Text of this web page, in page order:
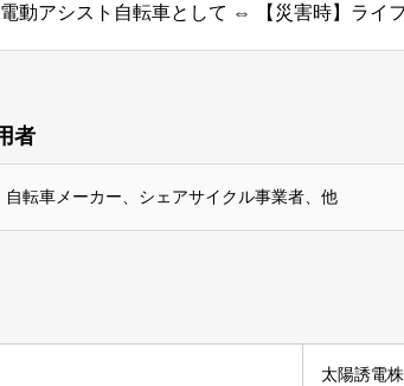
電動アシスト自転車として ⇔ 【災害時】ライ
者
転車メーカー、シェアサイクル事業者、他
太陽誘電